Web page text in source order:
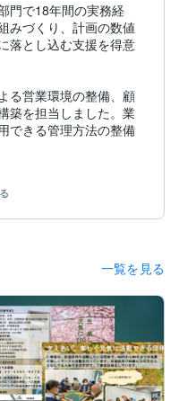
門で18年間の実務経
みづくり、計画の数値
落とし込む支援を得意
る営業環境の整備、顧
築を担当しました。業
できる管理方法の整備
手続き、利用規約の作
商標登録対応、リリー
定と管理、事業計画の
の損益管理手法の構
した管理の仕組みづ
。
て配送業務の運行管理
一覧を見る